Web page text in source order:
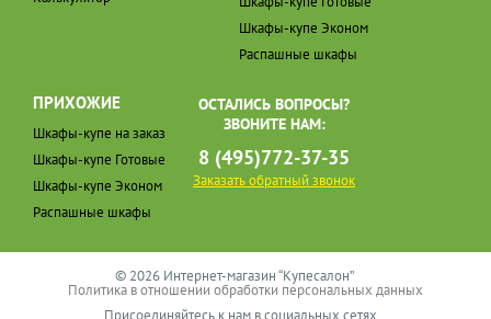
Шкафы-купе Эконом
Распашные шкафы
ПРИХОЖИЕ
Шкафы-купе на заказ
Шкафы-купе Готовые
Шкафы-купе Эконом
Распашные шкафы
ОСТАЛИСЬ ВОПРОСЫ?
ЗВОНИТЕ НАМ:
8 (495)772-37-35
Заказать обратный звонок
© 2026 Интернет-магазин “Купесалон”
Политика в отношении обработки персональных данных
Присоединяйтесь к нам в социальных сетях